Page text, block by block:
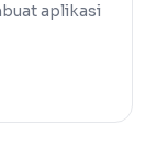
aplikasi